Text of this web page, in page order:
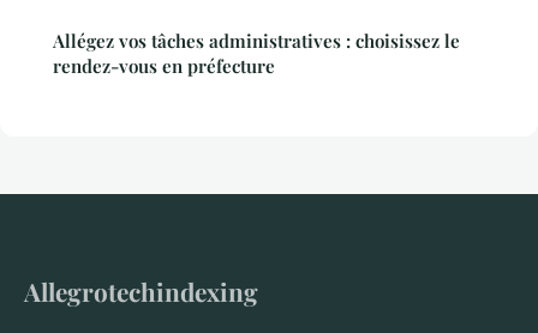
Allégez vos tâches administratives : choisissez le
rendez-vous en préfecture
Allegrotechindexing